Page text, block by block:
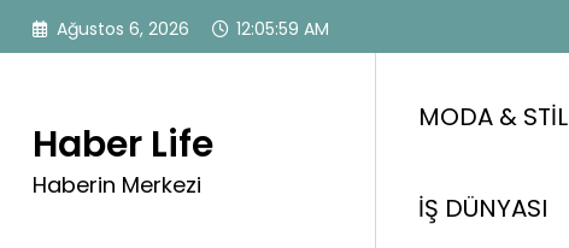
İçeriğe
atla
Ağustos 6, 2026 12:06:00 AM
Haber Life
Haberin Merkezi
MODA & STİL
İŞ DÜNYASI